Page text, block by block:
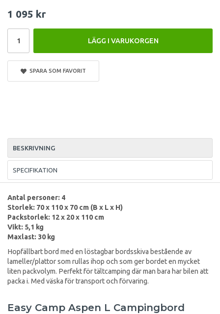
1 095 kr
LÄGG I VARUKORGEN
SPARA SOM FAVORIT
BESKRIVNING
SPECIFIKATION
Antal personer: 4
Storlek: 70 x 110 x 70 cm (B x L x H)
Packstorlek: 12 x 20 x 110 cm
Vikt: 5,1 kg
Maxlast: 30 kg
Hopfällbart bord med en löstagbar bordsskiva bestående av
lameller/plattor som rullas ihop och som ger bordet en mycket
liten packvolym. Perfekt för tältcamping där man bara har bilen att
packa i. Med väska för transport och förvaring.
Easy Camp Aspen L Campingbord